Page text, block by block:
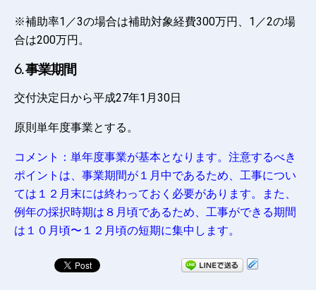
※補助率1／3の場合は補助対象経費300万円、1／2の場
合は200万円。
6. 事業期間
交付決定日から平成27年1月30日
原則単年度事業とする。
コメント：単年度事業が基本となります。注意するべき
ポイントは、事業期間が１月中であるため、工事につい
ては１２月末には終わっておく必要があります。また、
例年の採択時期は８月頃であるため、工事ができる期間
は１０月頃〜１２月頃の短期に集中します。